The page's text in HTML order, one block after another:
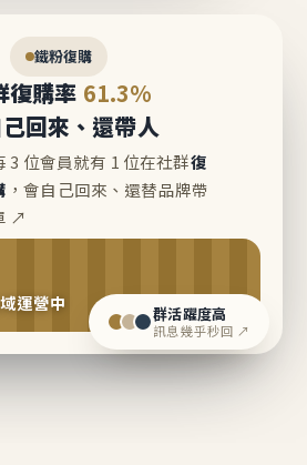
鐵粉復購
復購率 61.3%
回來、還帶人
3 位會員就有 1 位在社群復
，會自己回來、還替品牌帶
↗
運營中 群活躍度高
訊息幾乎秒回 ↗